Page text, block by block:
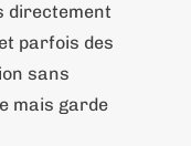
directement
parfois des
sans
mais garde